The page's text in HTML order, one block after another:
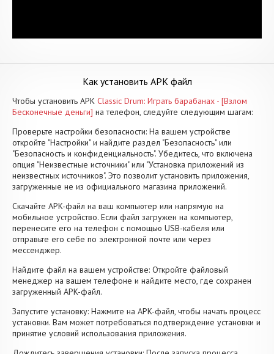
Как установить APK файл
Чтобы установить APK Classic Drum: Играть барабанах - [Взлом
Бесконечные деньги] на телефон, следуйте следующим шагам:
Проверьте настройки безопасности: На вашем устройстве
откройте "Настройки" и найдите раздел "Безопасность" или
"Безопасность и конфиденциальность". Убедитесь, что включена
опция "Неизвестные источники" или "Установка приложений из
неизвестных источников". Это позволит установить приложения,
загруженные не из официального магазина приложений.
Скачайте APK-файл на ваш компьютер или напрямую на
мобильное устройство. Если файл загружен на компьютер,
перенесите его на телефон с помощью USB-кабеля или
отправьте его себе по электронной почте или через
мессенджер.
Найдите файл на вашем устройстве: Откройте файловый
менеджер на вашем телефоне и найдите место, где сохранен
загруженный APK-файл.
Запустите установку: Нажмите на APK-файл, чтобы начать процесс
установки. Вам может потребоваться подтверждение установки и
принятие условий использования приложения.